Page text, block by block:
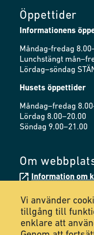
Öppettider
Informationens
Måndag-fredag
Lunchstängt
Lördag–söndag
Husets öppettider
Måndag–fredag
Lördag 8.00–20.00
Söndag 9.00–21.00
Om
Information om
Följ oss på
Vi använder
tillgång till
enklare att